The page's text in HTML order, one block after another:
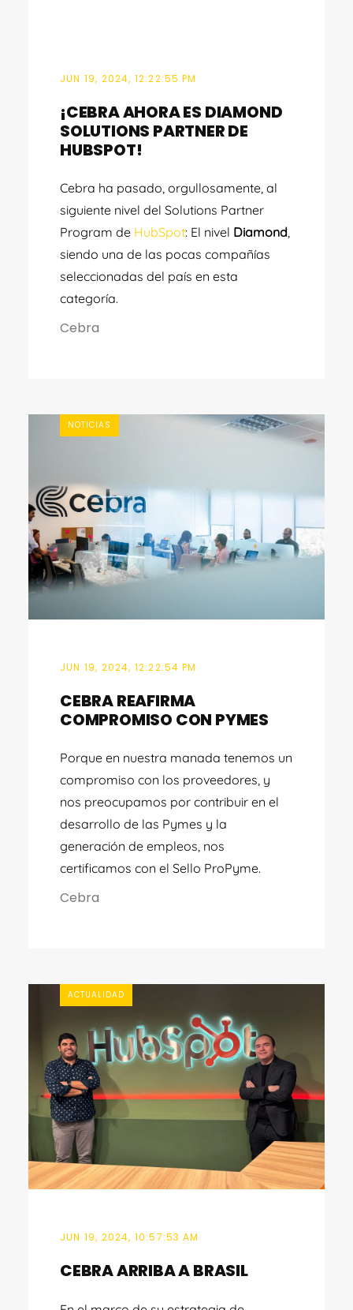
JUN 19, 2024, 12:22:55 PM
¡CEBRA AHORA ES DIAMOND
SOLUTIONS PARTNER DE
HUBSPOT!
Cebra ha pasado, orgullosamente, al
siguiente nivel del Solutions Partner
Program de HubSpot: El nivel Diamond,
siendo una de las pocas compañías
seleccionadas del país en esta
categoría.
Cebra
NOTICIAS
JUN 19, 2024, 12:22:54 PM
CEBRA REAFIRMA
COMPROMISO CON PYMES
Porque en nuestra manada tenemos un
compromiso con los proveedores, y
nos preocupamos por contribuir en el
desarrollo de las Pymes y la
generación de empleos, nos
certificamos con el Sello ProPyme.
Cebra
ACTUALIDAD
JUN 19, 2024, 10:57:53 AM
CEBRA ARRIBA A BRASIL